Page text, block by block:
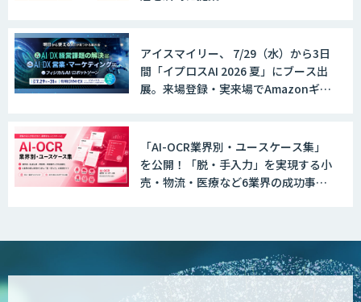
アイスマイリー、 7/29（水）から3日
間「イプロスAI 2026 夏」にブース出
展。来場登録・実来場でAmazonギフ
「AI-OCR業界別・ユースケース集」
を公開！「脱・手入力」を実現する小
売・物流・医療など6業界の成功事例